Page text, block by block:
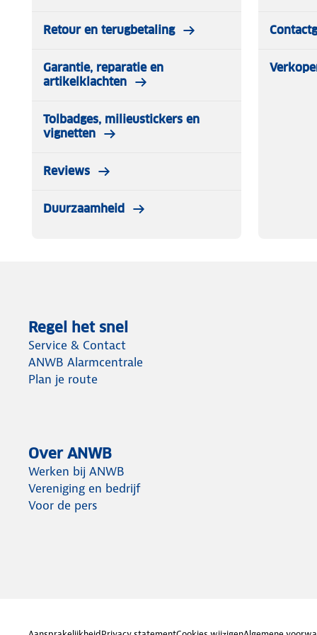
Retour en terugbetaling
Garantie, reparatie en
artikelklachten
Tolbadges, milieustickers en
vignetten
Reviews
Duurzaamheid
Regel het snel
Service & Contact
ANWB Alarmcentrale
Plan je route
Over ANWB
Werken bij ANWB
Vereniging en bedrijf
Voor de pers